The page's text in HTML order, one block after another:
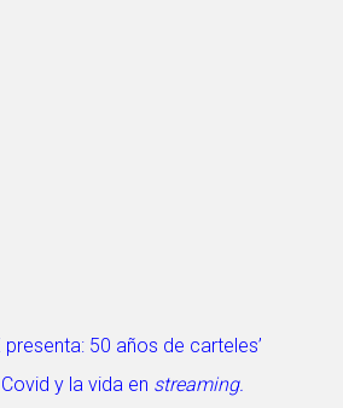
50 años de carteles’
y la vida en streaming.